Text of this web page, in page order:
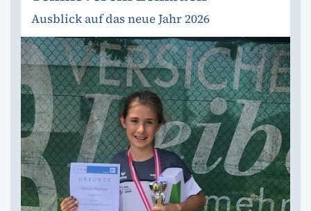
Ausblick auf das neue Jahr 2026